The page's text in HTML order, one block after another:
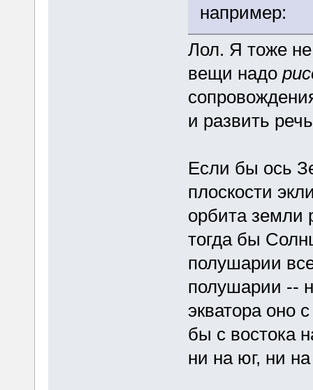
например:
Лол. Я тоже
вещи надо
и развить
Если бы ось
плоскости
орбита земли
тогда бы
полушарии
полушарии --
экватора оно
бы с востока
ни на юг, ни